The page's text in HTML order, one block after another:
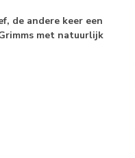
de andere keer een
met natuurlijk